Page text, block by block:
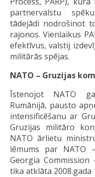
partnervalstu
tādejādi nodrošinot
rajonos. Vienlaikus
efektīvus, valstij
militārās spējas.
NATO – Gruzijas
Īstenojot NATO
Rumānijā, pausto
intensificēšanu ar
Gruzijas militāro
NATO ārlietu
lēmums par NATO
Georgia Commission
tika atklāta 2008.gada